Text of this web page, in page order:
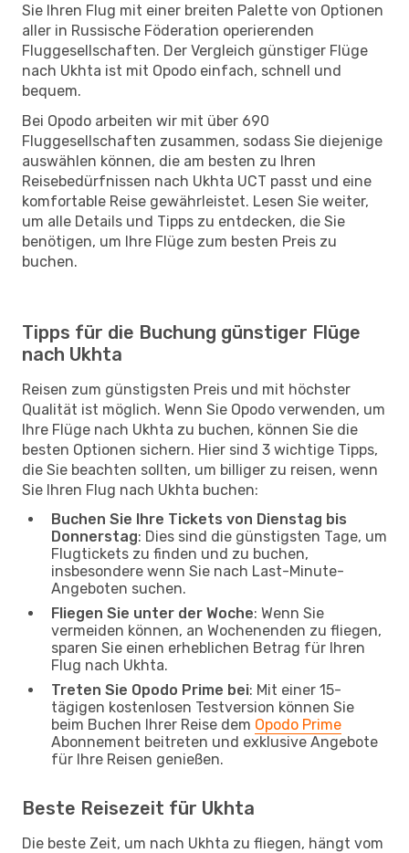
Sie Ihren Flug mit einer breiten Palette von Optionen
aller in Russische Föderation operierenden
Fluggesellschaften. Der Vergleich günstiger Flüge
nach Ukhta ist mit Opodo einfach, schnell und
bequem.
Bei Opodo arbeiten wir mit über 690
Fluggesellschaften zusammen, sodass Sie diejenige
auswählen können, die am besten zu Ihren
Reisebedürfnissen nach Ukhta UCT passt und eine
komfortable Reise gewährleistet. Lesen Sie weiter,
um alle Details und Tipps zu entdecken, die Sie
benötigen, um Ihre Flüge zum besten Preis zu
buchen.
Tipps für die Buchung günstiger Flüge
nach Ukhta
Reisen zum günstigsten Preis und mit höchster
Qualität ist möglich. Wenn Sie Opodo verwenden, um
Ihre Flüge nach Ukhta zu buchen, können Sie die
besten Optionen sichern. Hier sind 3 wichtige Tipps,
die Sie beachten sollten, um billiger zu reisen, wenn
Sie Ihren Flug nach Ukhta buchen:
Buchen Sie Ihre Tickets von Dienstag bis
Donnerstag: Dies sind die günstigsten Tage, um
Flugtickets zu finden und zu buchen,
insbesondere wenn Sie nach Last-Minute-
Angeboten suchen.
Fliegen Sie unter der Woche: Wenn Sie
vermeiden können, an Wochenenden zu fliegen,
sparen Sie einen erheblichen Betrag für Ihren
Flug nach Ukhta.
Treten Sie Opodo Prime bei: Mit einer 15-
tägigen kostenlosen Testversion können Sie
beim Buchen Ihrer Reise dem Opodo Prime
Abonnement beitreten und exklusive Angebote
für Ihre Reisen genießen.
Beste Reisezeit für Ukhta
Die beste Zeit, um nach Ukhta zu fliegen, hängt vom